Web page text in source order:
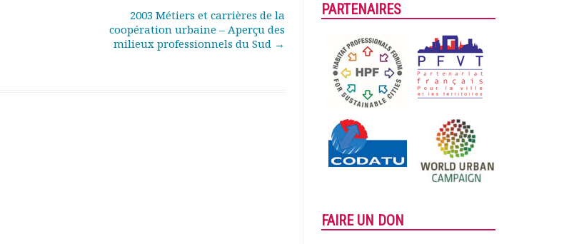
2003 Métiers et carrières de la
coopération urbaine – Aperçu des
milieux professionnels du Sud →
PARTENAIRES
FAIRE UN DON